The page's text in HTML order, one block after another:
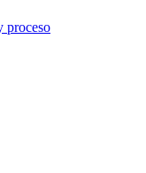
proceso